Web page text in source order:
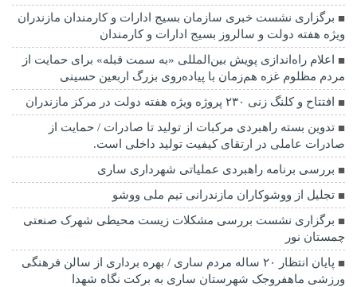
برگزاری نشست خبری سازمان بسیج ادارات و کارمندان مازندران
ویژه هفته دولت و سالروز بسیج ادارات و کارمندان
اعلام راه‌اندازی پویش بین‌المللی «به سمت قبله» برای حمایت از
مردم مظلوم غزه هم‌زمان با پیاده‌روی بزرگ اربعین حسینی
افتتاح و کلنگ زنی ۲۳۰ پروژه ویژه هفته دولت در مرکز مازندران
تدوین بسته راهبردی مرکبات از تولید تا صادرات / حمایت از
صادرات عاملی در ارتقای کیفیت تولید داخلی است.
بررسی برنامه راهبردی عملیاتی شهرداری ساری
تجلیل از ووشوکاران مازندرانی تیم ملی ووشو
برگزاری نشست بررسی مشکلات زیست محیطی شهرک صنعتی
چمستان نور
پایان انتظار ۲۰ ساله مردم ساری / بهره برداری از سالن فرهنگی
ورزشی ماهفروجک شهرستان ساری به برکت نگاه شهدا